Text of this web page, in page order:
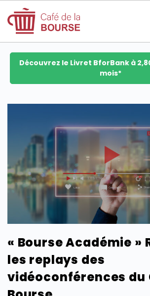
se connecter
devenir membre
CATÉGORIES
SECTIONS
Découvrez le Livret BforBank à
mois*
« Bourse Académie »
les replays des
vidéoconférences du